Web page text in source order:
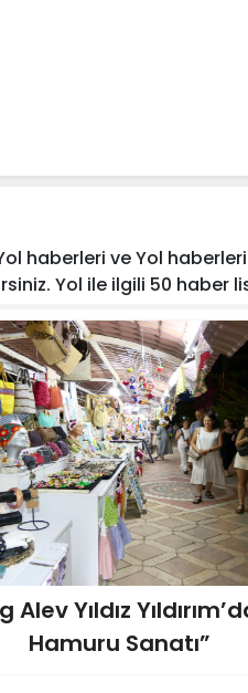
haberleri ve Yol
Yol ile ilgili 50 haber
Alev Yıldız
Hamuru Sanatı”